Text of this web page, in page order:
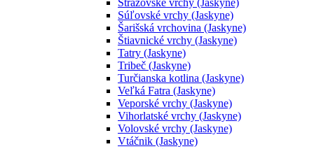
Súľovské vrchy (Jaskyne)
Šarišská vrchovina (Jaskyne)
Štiavnické vrchy (Jaskyne)
Tatry (Jaskyne)
Tribeč (Jaskyne)
Turčianska kotlina (Jaskyne)
Veľká Fatra (Jaskyne)
Veporské vrchy (Jaskyne)
Vihorlatské vrchy (Jaskyne)
Volovské vrchy (Jaskyne)
Vtáčnik (Jaskyne)